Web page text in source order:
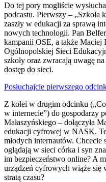
Do tej pory mogliście
podcastu. Pierwszy – „Szkoła
zaszły w edukacji za sprawą
nowych technologii. Pan
kampanii OSE, a także
Ogólnopolskiej Sieci
szkoły oraz zwracają uwagę
dostęp do sieci.
Posłuchajcie pierwszego
Z kolei w drugim odcinku
w internecie”) do gospodarzy
Małaszyńskiego – dołączyła
edukacji cyfrowej w NASK.
młodych internautów.
oglądają w sieci córka i syn
im bezpieczeństwo online? A
urządzeń cyfrowych wiąże się
stratą czasu?